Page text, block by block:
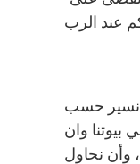
نسير حسب
بيوتنا وان
وأن نحاول